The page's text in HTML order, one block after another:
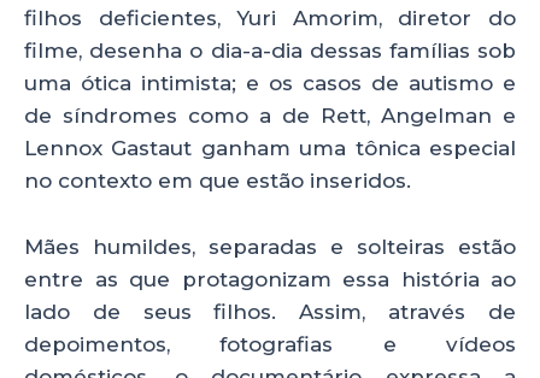
filhos deficientes, Yuri Amorim, diretor do
filme, desenha o dia-a-dia dessas famílias sob
uma ótica intimista; e os casos de autismo e
de síndromes como a de Rett, Angelman e
Lennox Gastaut ganham uma tônica especial
no contexto em que estão inseridos.
Mães humildes, separadas e solteiras estão
entre as que protagonizam essa história ao
lado de seus filhos. Assim, através de
depoimentos, fotografias e vídeos